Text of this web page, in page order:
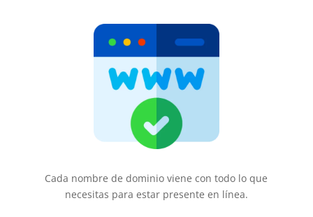
Cada nombre de dominio viene con todo lo que
necesitas para estar presente en línea.